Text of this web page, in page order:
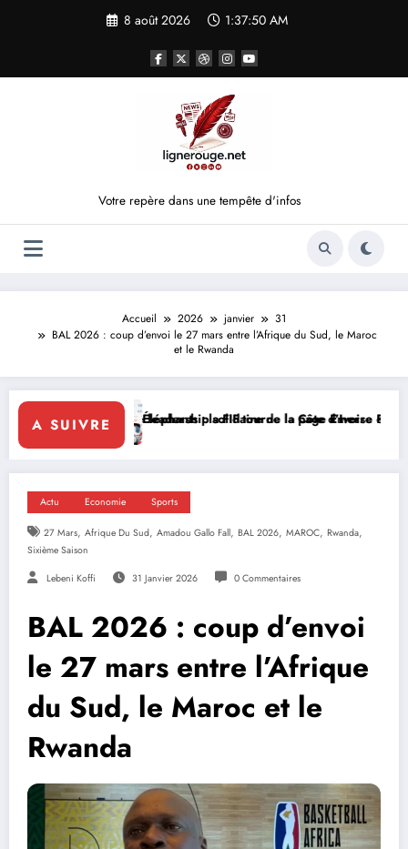
8 août 2026 1:37:51 AM
Votre repère dans une tempête d'infos
Accueil 2026 janvier
31
BAL 2026 : coup d’envoi le 27 mars entre l’Afrique du Sud, le Maroc
et le Rwanda
A SUIVRE
le leadership solidaire de la Côte d’Ivoire en Afrique
Éléphants : la FIF tourne la page Emerse Faé Diplomatie
Actu Economie Sports
27 Mars, Afrique Du Sud, Amadou Gallo Fall, BAL 2026, MAROC, Rwanda,
Sixième Saison
Lebeni Koffi 31 Janvier 2026 0 Commentaires
BAL 2026 : coup d’envoi
le 27 mars entre l’Afrique
du Sud, le Maroc et le
Rwanda